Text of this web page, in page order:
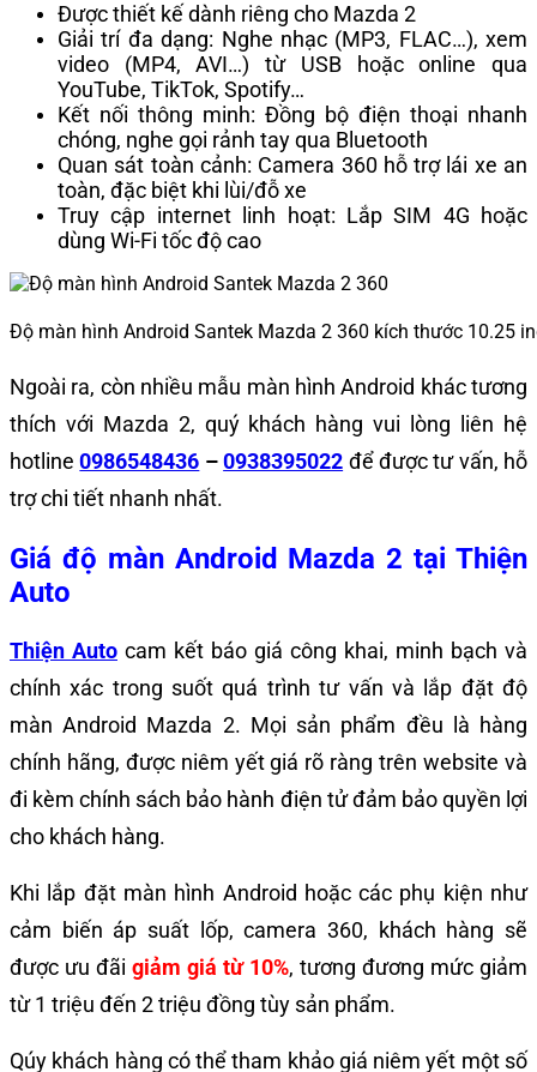
Được thiết kế dành riêng cho Mazda 2
Giải trí đa dạng: Nghe nhạc (MP3, FLAC…), xem
video (MP4, AVI…) từ USB hoặc online qua
YouTube, TikTok, Spotify…
Kết nối thông minh: Đồng bộ điện thoại nhanh
chóng, nghe gọi rảnh tay qua Bluetooth
Quan sát toàn cảnh: Camera 360 hỗ trợ lái xe an
toàn, đặc biệt khi lùi/đỗ xe
Truy cập internet linh hoạt: Lắp SIM 4G hoặc
dùng Wi-Fi tốc độ cao
Độ màn hình Android Santek Mazda 2 360 kích thước 10.25
Ngoài ra, còn nhiều mẫu màn hình Android khác tương
thích với Mazda 2, quý khách hàng vui lòng liên hệ
hotline0986548436 –0938395022 để được tư vấn, hỗ
trợ chi tiết nhanh nhất.
Giá độ màn Android Mazda 2 tại Thiện
Auto
Thiện Auto cam kết báo giá công khai, minh bạch và
chính xác trong suốt quá trình tư vấn và lắp đặt độ
màn Android Mazda 2. Mọi sản phẩm đều là hàng
chính hãng, được niêm yết giá rõ ràng trên website và
đi kèm chính sách bảo hành điện tử đảm bảo quyền lợi
cho khách hàng.
Khi lắp đặt màn hình Android hoặc các phụ kiện như
cảm biến áp suất lốp, camera 360, khách hàng sẽ
được ưu đãi giảm giá từ 10%, tương đương mức giảm
từ 1 triệu đến 2 triệu đồng tùy sản phẩm.
Qúy khách hàng có thể tham khảo giá niêm yết một số